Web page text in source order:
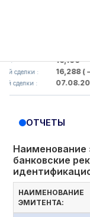
: 16,100
сделки : 16,288( —
сделки :
ОТЧЕТЫ
Наименование
банковские
НАИМЕНОВАНИЕ
ЭМИТЕНТА: